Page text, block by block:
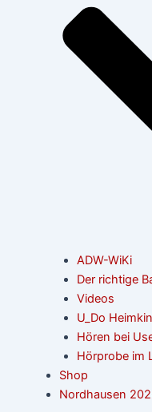
ADW-WiKi
Der richtige
Videos
U_Do
Hören bei
Hörprobe im
Shop
Nordhausen